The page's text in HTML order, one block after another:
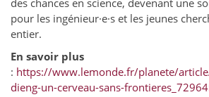
des chances en science, devenant une
pour les ingénieur·e·s et les jeunes
entier.
En savoir plus
: https://www.lemonde.fr/planete/
dieng-un-cerveau-sans-